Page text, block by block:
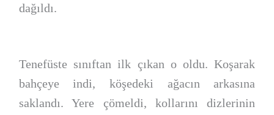
dağıldı.
Tenefüste sınıftan ilk çıkan o oldu. Koşarak
bahçeye indi, köşedeki ağacın arkasına
saklandı. Yere çömeldi, kollarını dizlerinin